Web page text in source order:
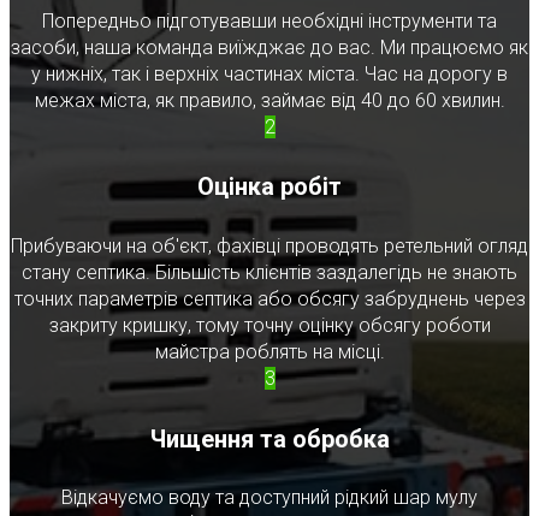
Попередньо підготувавши необхідні інструменти та
засоби, наша команда виїжджає до вас. Ми працюємо як
у нижніх, так і верхніх частинах міста. Час на дорогу в
межах міста, як правило, займає від 40 до 60 хвилин.
2
Оцінка робіт
Прибуваючи на об'єкт, фахівці проводять ретельний огляд
стану септика. Більшість клієнтів заздалегідь не знають
точних параметрів септика або обсягу забруднень через
закриту кришку, тому точну оцінку обсягу роботи
майстра роблять на місці.
3
Чищення та обробка
Відкачуємо воду та доступний рідкий шар мулу